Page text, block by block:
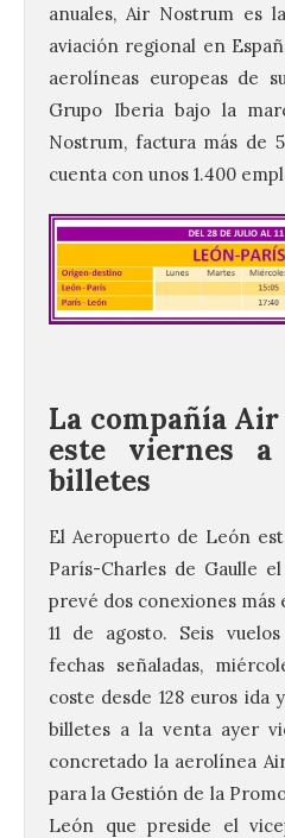
anuales, Air Nostrum es
aviación regional en
aerolíneas europeas de
Grupo Iberia bajo la
Nostrum, factura más de
cuenta con unos 1.400
La compañía
este viernes
billetes
El Aeropuerto de León
París-Charles de Gaulle
prevé dos conexiones más
11 de agosto. Seis
fechas señaladas,
coste desde 128 euros ida
billetes a la venta ayer
concretado la aerolínea
para la Gestión de la
León que preside el